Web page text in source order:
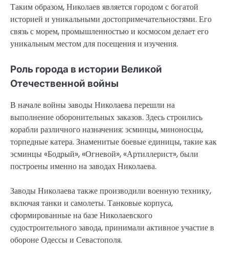
Таким образом, Николаев является городом с богатой
историей и уникальными достопримечательностями. Его
связь с морем, промышленностью и космосом делает его
уникальным местом для посещения и изучения.
Роль города в истории Великой
Отечественной войны
В начале войны заводы Николаева перешли на
выполнение оборонительных заказов. Здесь строились
корабли различного назначения: эсминцы, миноносцы,
торпедные катера. Знаменитые боевые единицы, такие как
эсминцы «Бодрый», «Огневой», «Артиллерист», были
построены именно на заводах Николаева.
Заводы Николаева также производили военную технику,
включая танки и самолеты. Танковые корпуса,
сформированные на базе Николаевского
судостроительного завода, принимали активное участие в
обороне Одессы и Севастополя.